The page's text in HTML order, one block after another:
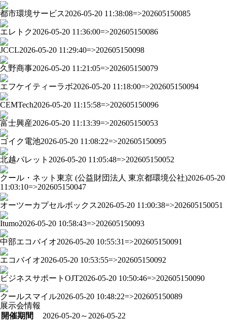
都市環境サービス2026-05-20 11:38:08=>202605150085
エレトク2026-05-20 11:36:00=>202605150086
JCCL2026-05-20 11:29:40=>202605150098
久野商事2026-05-20 11:21:05=>202605150079
エフケイティーラボ2026-05-20 11:18:00=>202605150094
CEMTech2026-05-20 11:15:58=>202605150096
富士興産2026-05-20 11:13:39=>202605150053
ゴイク電池2026-05-20 11:08:22=>202605150095
北越パレット 2026-05-20 11:05:48=>202605150052
クール・ネット東京 (公益財団法人 東京都環境公社)2026-05-20
11:03:10=>202605150047
オーツーカプセルボックス2026-05-20 11:00:38=>202605150051
Itumo2026-05-20 10:58:43=>202605150093
中部エコバイオ2026-05-20 10:55:31=>202605150091
エコバイオ2026-05-20 10:53:55=>202605150092
ビジネスサポートOJT2026-05-20 10:50:46=>202605150090
クールスマイル2026-05-20 10:48:22=>202605150089
展示会情報
開催期間
2026-05-20～2026-05-22